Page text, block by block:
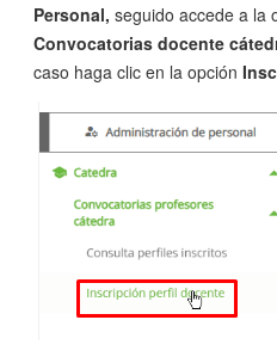
Personal, seguido accede a la
Convocatorias docente
caso haga clic en la opción